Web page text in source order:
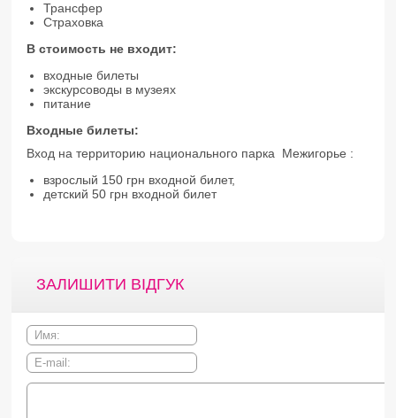
Трансфер
Страховка
В стоимость не входит:
входные билеты
экскурсоводы в музеях
питание
Входные билеты:
Вход на территорию национального парка Межигорье :
взрослый 150 грн входной билет,
детский 50 грн входной билет
ЗАЛИШИТИ ВІДГУК